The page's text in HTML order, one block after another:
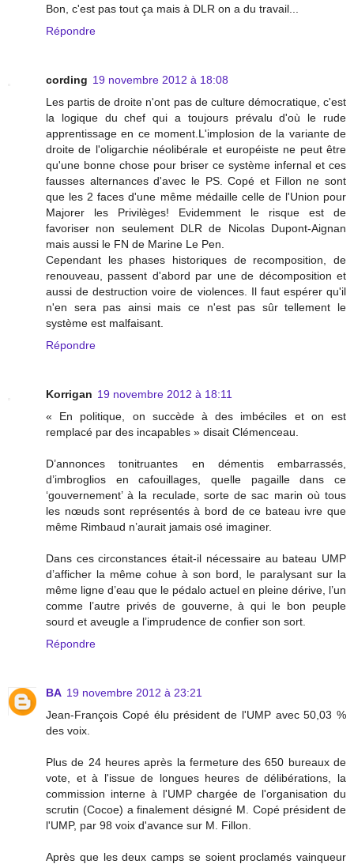
Bon, c'est pas tout ça mais à DLR on a du travail...
Répondre
cording 19 novembre 2012 à 18:08
Les partis de droite n'ont pas de culture démocratique, c'est
la logique du chef qui a toujours prévalu d'où le rude
apprentissage en ce moment.L'implosion de la variante de
droite de l'oligarchie néolibérale et européiste ne peut être
qu'une bonne chose pour briser ce système infernal et ces
fausses alternances d'avec le PS. Copé et Fillon ne sont
que les 2 faces d'une même médaille celle de l'Union pour
Majorer les Privilèges! Evidemment le risque est de
favoriser non seulement DLR de Nicolas Dupont-Aignan
mais aussi le FN de Marine Le Pen.
Cependant les phases historiques de recomposition, de
renouveau, passent d'abord par une de décomposition et
aussi de destruction voire de violences. Il faut espérer qu'il
n'en sera pas ainsi mais ce n'est pas sûr tellement le
système est malfaisant.
Répondre
Korrigan 19 novembre 2012 à 18:11
« En politique, on succède à des imbéciles et on est
remplacé par des incapables » disait Clémenceau.
D’annonces tonitruantes en démentis embarrassés,
d’imbroglios en cafouillages, quelle pagaille dans ce
‘gouvernement’ à la reculade, sorte de sac marin où tous
les nœuds sont représentés à bord de ce bateau ivre que
même Rimbaud n’aurait jamais osé imaginer.
Dans ces circonstances était-il nécessaire au bateau UMP
d’afficher la même cohue à son bord, le paralysant sur la
même ligne d’eau que le pédalo actuel en pleine dérive, l’un
comme l’autre privés de gouverne, à qui le bon peuple
sourd et aveugle a l’imprudence de confier son sort.
Répondre
BA 19 novembre 2012 à 23:21
Jean-François Copé élu président de l'UMP avec 50,03 %
des voix.
Plus de 24 heures après la fermeture des 650 bureaux de
vote, et à l'issue de longues heures de délibérations, la
commission interne à l'UMP chargée de l'organisation du
scrutin (Cocoe) a finalement désigné M. Copé président de
l'UMP, par 98 voix d'avance sur M. Fillon.
Après que les deux camps se soient proclamés vainqueur